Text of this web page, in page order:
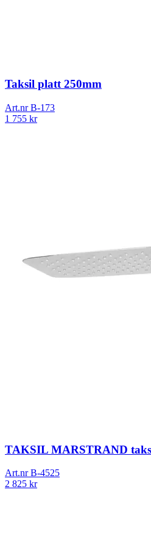
Taksil platt 250mm
Art.nrB-173
1 755 kr
TAKSIL MARSTRAND
Art.nrB-4525
2 825 kr